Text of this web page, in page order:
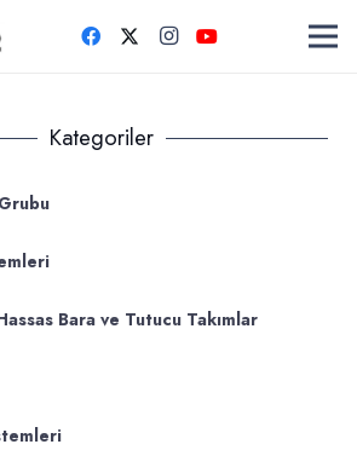
Kategoriler
Bara ve Tutucu Takımlar